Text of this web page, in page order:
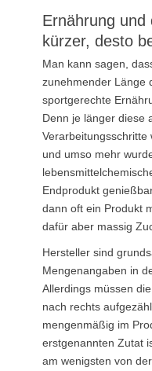
Ernährung und
kürzer, desto
Man kann sagen,
zunehmender Länge
sportgerechte
Denn je länger diese
Verarbeitungsschritte
und umso mehr
Endprodukt
dann oft ein Produkt
dafür aber massig
Hersteller sind
Mengenangaben in
Allerdings müssen
nach rechts
mengenmäßig im
erstgenannten Zutat
am wenigsten von